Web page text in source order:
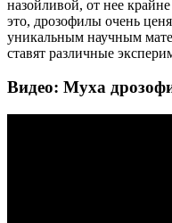
назойливой, от нее
это, дрозофилы очень
уникальным научным
ставят различные
Видео: Муха